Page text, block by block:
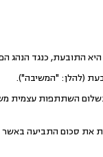
התובעת, כנגד הנהג
(להלן: "המשיבה").
השתתפות עצמית
סכום התביעה באשר